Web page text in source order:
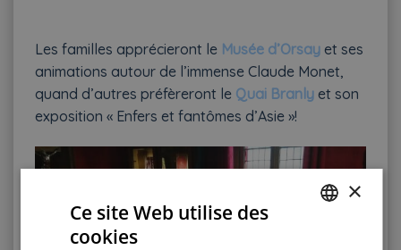
Les familles apprécieront le Musée d’Orsay et ses
animations autour de l’immense Claude Monet,
quand d’autres préfèreront le Quai Branly et son
exposition « Enfers et fantômes d’Asie »!
×
Ce site Web utilise des
cookies